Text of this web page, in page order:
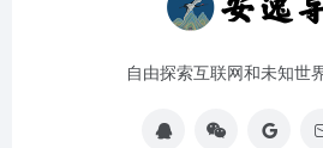
自由探索互联网和未知世